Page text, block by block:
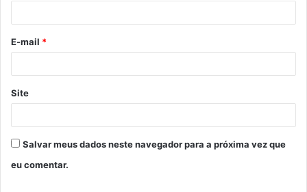
*
E-mail *
Site
Salvar meus dados neste navegador para a próxima vez que
eu comentar.